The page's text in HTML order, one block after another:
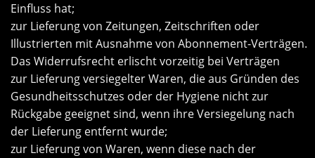
Einfluss hat;
zur Lieferung von Zeitungen, Zeitschriften oder
Illustrierten mit Ausnahme von Abonnement-Verträgen.
Das Widerrufsrecht erlischt vorzeitig bei Verträgen
zur Lieferung versiegelter Waren, die aus Gründen des
Gesundheitsschutzes oder der Hygiene nicht zur
Rückgabe geeignet sind, wenn ihre Versiegelung nach
der Lieferung entfernt wurde;
zur Lieferung von Waren, wenn diese nach der